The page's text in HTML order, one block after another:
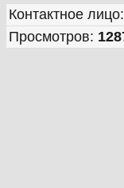
Контактное лицо
Просмотров: